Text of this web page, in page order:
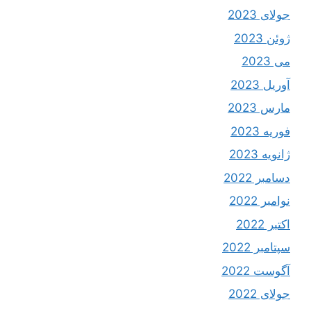
جولای 2023
ژوئن 2023
می 2023
آوریل 2023
مارس 2023
فوریه 2023
ژانویه 2023
دسامبر 2022
نوامبر 2022
اکتبر 2022
سپتامبر 2022
آگوست 2022
جولای 2022